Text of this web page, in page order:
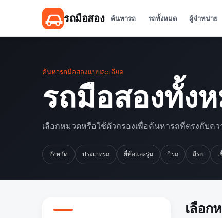
รถมือสอง ค้นหารถ รถทั้งหมด ผู้จำหน่าย
ค้นหารถมือสองแบบละเอียด
รถมือสองทั้ง
เลือกหมวดหรือใช้ตัวกรองเพื่อค้นหารถที่ตรงกับคว
จังหวัด ประเภทรถ ยี่ห้อและรุ่น ปีรถ สีรถ
เลือก